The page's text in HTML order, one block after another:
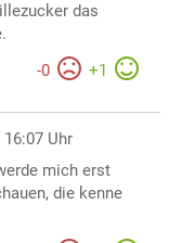
das
-0 +1
Uhr
mich erst
die kenne